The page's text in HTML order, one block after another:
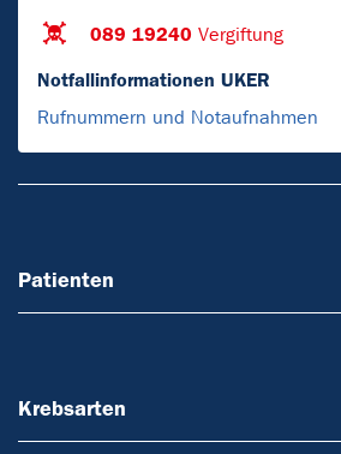
089 19240 Vergiftung
Notfallinformationen UKER
Rufnummern und Notaufnahmen
Patienten
Krebsarten